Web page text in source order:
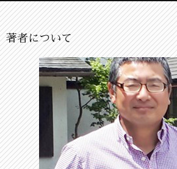
著者について